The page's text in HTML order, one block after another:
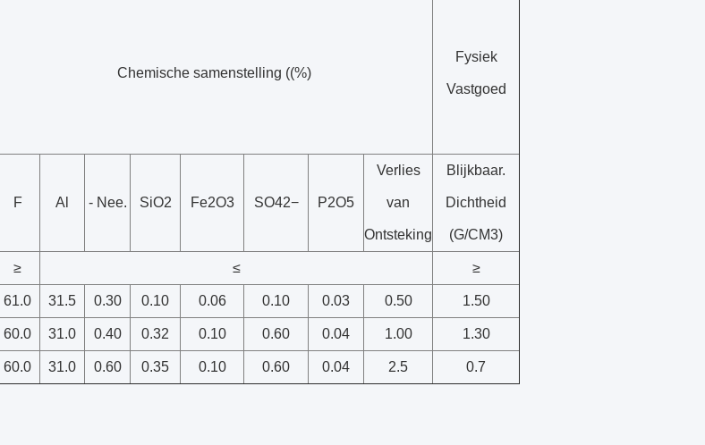
Chemische samenstelling ((%)
Fysiek
Vastgoed
F Al - Nee. SiO2 Fe2O3 SO42− P2O5
Verlies
van
Ontsteking
Blijkbaar.
Dichtheid
(G/CM3)
≥ ≤ ≥
61.0 31.5 0.30 0.10 0.06 0.10 0.03 0.50 1.50
60.0 31.0 0.40 0.32 0.10 0.60 0.04 1.00 1.30
60.0 31.0 0.60 0.35 0.10 0.60 0.04 2.5 0.7